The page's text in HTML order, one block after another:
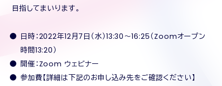
目指してまいります。
日時：2022年12月7日（水）13:30～16:25（Zoomオープン
時間13:20）
開催：Zoom ウェビナー
参加費【詳細は下記のお申し込み先をご確認ください】